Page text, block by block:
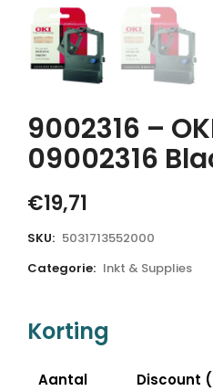
9002316 –
09002316
€19,71
SKU: 5031713552000
Categorie: Inkt & Supplies
Korting
Aantal Discount